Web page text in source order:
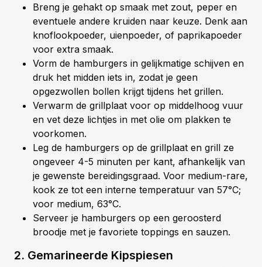
Breng je gehakt op smaak met zout, peper en
eventuele andere kruiden naar keuze. Denk aan
knoflookpoeder, uienpoeder, of paprikapoeder
voor extra smaak.
Vorm de hamburgers in gelijkmatige schijven en
druk het midden iets in, zodat je geen
opgezwollen bollen krijgt tijdens het grillen.
Verwarm de grillplaat voor op middelhoog vuur
en vet deze lichtjes in met olie om plakken te
voorkomen.
Leg de hamburgers op de grillplaat en grill ze
ongeveer 4-5 minuten per kant, afhankelijk van
je gewenste bereidingsgraad. Voor medium-rare,
kook ze tot een interne temperatuur van 57°C;
voor medium, 63°C.
Serveer je hamburgers op een geroosterd
broodje met je favoriete toppings en sauzen.
2. Gemarineerde Kipspiesen